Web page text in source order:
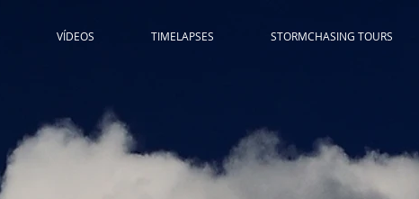
VÍDEOS TIMELAPSES STORMCHASING TOURS